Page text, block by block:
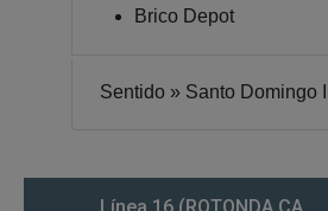
Brico Depot
Sentido » Santo Domingo III